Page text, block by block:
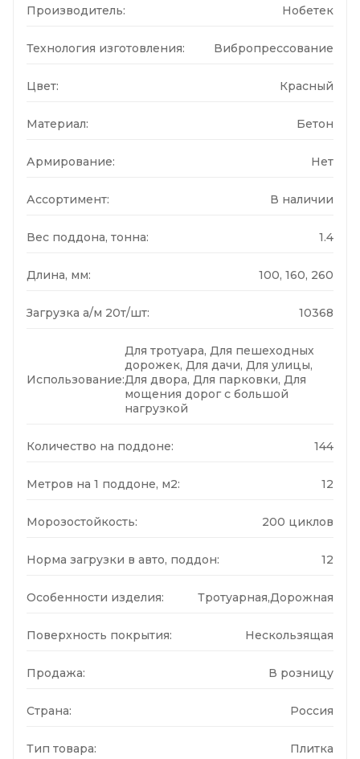
Производитель: Нобетек
Технология изготовления: Вибропрессование
Цвет: Красный
Материал: Бетон
Армирование: Нет
Ассортимент: В наличии
Вес поддона, тонна: 1.4
Длина, мм: 100, 160, 260
Загрузка а/м 20т/шт: 10368
Использование:
Для тротуара, Для пешеходных
дорожек, Для дачи, Для улицы,
Для двора, Для парковки, Для
мощения дорог с большой
нагрузкой
Количество на поддоне: 144
Метров на 1 поддоне, м2: 12
Морозостойкость: 200 циклов
Норма загрузки в авто, поддон: 12
Особенности изделия: Тротуарная,Дорожная
Поверхность покрытия: Нескользящая
Продажа: В розницу
Страна: Россия
Тип товара: Плитка